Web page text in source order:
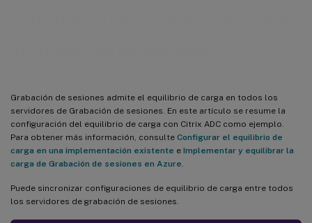
Grabación de sesiones admite el equilibrio de carga en todos los
servidores de Grabación de sesiones. En este artículo se resume la
configuración del equilibrio de carga con Citrix ADC como ejemplo.
Para obtener más información, consulte Configurar el equilibrio de
carga en una implementación existente e Implementar y equilibrar la
carga de Grabación de sesiones en Azure
Puede sincronizar configuraciones de equilibrio de carga entre todos
los servidores de grabación de sesiones.